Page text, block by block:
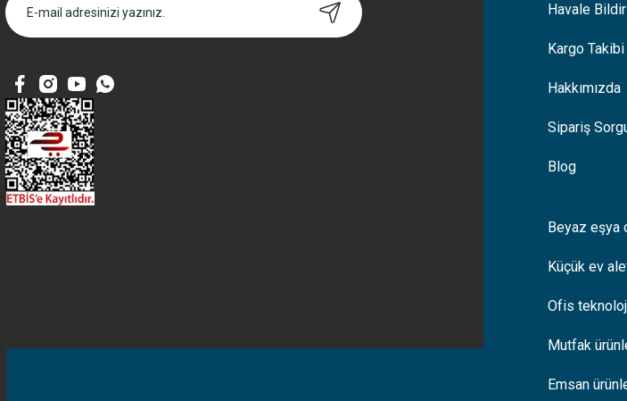
Havale
Kargo Takibi
Hakkımızda
Sipariş
Blog
Beyaz eşya
Küçük ev
Ofis
Mutfak
Emsan